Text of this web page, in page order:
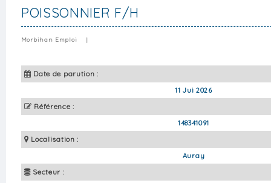
POISSONNIER F/H
Morbihan Emploi |
Date de parution :
11 Jui 2026
Référence :
148341091
Localisation :
Auray
Secteur :